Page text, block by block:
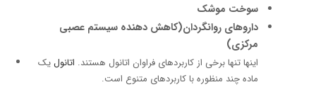
سوخت موشک
داروهای روانگردان(کاهش دهنده سیستم عصبی
مرکزی)
اینها تنها برخی از کاربردهای فراوان اتانول هستند. اتانول یک
ماده چند منظوره با کاربردهای متنوع است.